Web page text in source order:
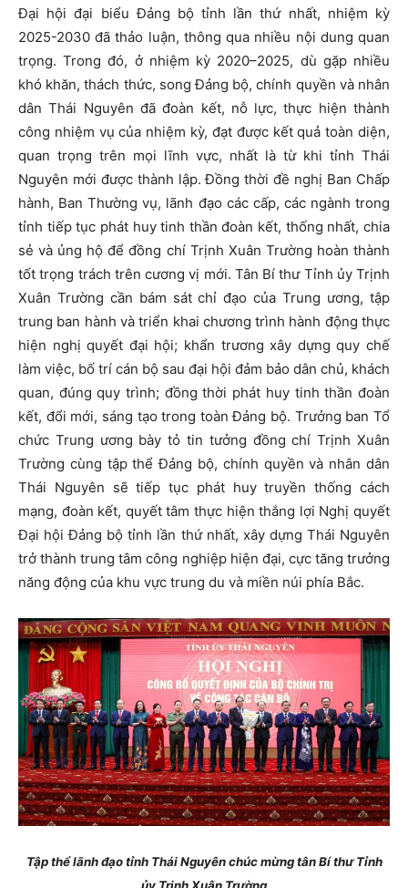
Đại hội đại biểu Đảng bộ tỉnh lần thứ nhất, nhiệm kỳ
2025-2030 đã thảo luận, thông qua nhiều nội dung quan
trọng. Trong đó, ở nhiệm kỳ 2020–2025, dù gặp nhiều
khó khăn, thách thức, song Đảng bộ, chính quyền và nhân
dân Thái Nguyên đã đoàn kết, nỗ lực, thực hiện thành
công nhiệm vụ của nhiệm kỳ, đạt được kết quả toàn diện,
quan trọng trên mọi lĩnh vực, nhất là từ khi tỉnh Thái
Nguyên mới được thành lập. Đồng thời đề nghị Ban Chấp
hành, Ban Thường vụ, lãnh đạo các cấp, các ngành trong
tỉnh tiếp tục phát huy tinh thần đoàn kết, thống nhất, chia
sẻ và ủng hộ để đồng chí Trịnh Xuân Trường hoàn thành
tốt trọng trách trên cương vị mới. Tân Bí thư Tỉnh ủy Trịnh
Xuân Trường cần bám sát chỉ đạo của Trung ương, tập
trung ban hành và triển khai chương trình hành động thực
hiện nghị quyết đại hội; khẩn trương xây dựng quy chế
làm việc, bố trí cán bộ sau đại hội đảm bảo dân chủ, khách
quan, đúng quy trình; đồng thời phát huy tinh thần đoàn
kết, đổi mới, sáng tạo trong toàn Đảng bộ. Trưởng ban Tổ
chức Trung ương bày tỏ tin tưởng đồng chí Trịnh Xuân
Trường cùng tập thể Đảng bộ, chính quyền và nhân dân
Thái Nguyên sẽ tiếp tục phát huy truyền thống cách
mạng, đoàn kết, quyết tâm thực hiện thắng lợi Nghị quyết
Đại hội Đảng bộ tỉnh lần thứ nhất, xây dựng Thái Nguyên
trở thành trung tâm công nghiệp hiện đại, cực tăng trưởng
năng động của khu vực trung du và miền núi phía Bắc.
Tập thể lãnh đạo tỉnh Thái Nguyên chúc mừng tân Bí thư Tỉnh
ủy Trịnh Xuân Trường